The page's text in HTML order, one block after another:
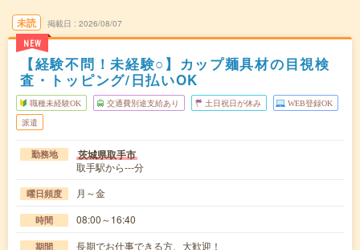
未読
NEW
掲載日 2026/08/07
【経験不問！未経験○】カップ麺具材の目視検
査・トッピング/日払いOK
職種未経験OK 交通費別途支給あり 土日祝日が休み WEB登録OK
派遣
勤務地 茨城県取手市
取手駅から---分
曜日頻度 月～金
時間 08:00～16:40
期間 長期でお仕事できる方、大歓迎！